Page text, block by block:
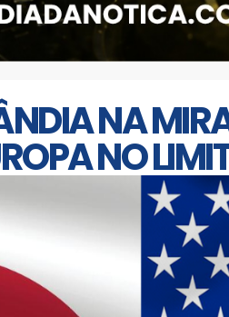
NA
NO